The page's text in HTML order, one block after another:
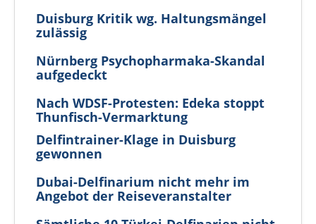
Duisburg Kritik wg. Haltungsmängel
zulässig
Nürnberg Psychopharmaka-Skandal
aufgedeckt
Nach WDSF-Protesten: Edeka stoppt
Thunfisch-Vermarktung
Delfintrainer-Klage in Duisburg
gewonnen
Dubai-Delfinarium nicht mehr im
Angebot der Reiseveranstalter